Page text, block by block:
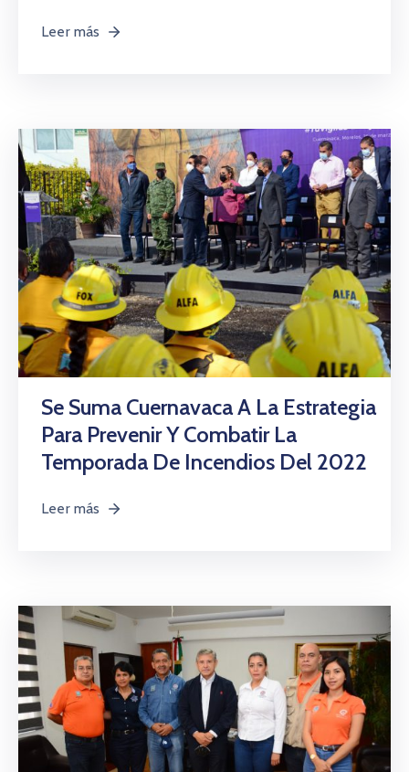
Leer más
Se Suma Cuernavaca A La Estrategia
Para Prevenir Y Combatir La
Temporada De Incendios Del 2022
Leer más